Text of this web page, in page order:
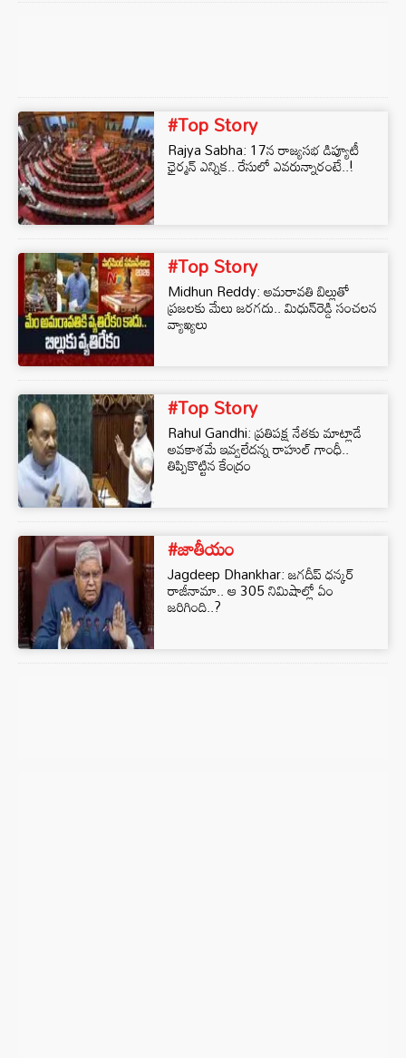
#Top Story
Rajya Sabha: 17న రాజ్యసభ డిప్యూటీ
ఛైర్మన్ ఎన్నిక.. రేసులో ఎవరున్నారంటే..!
#Top Story
Midhun Reddy: అమరావతి బిల్లుతో
ప్రజలకు మేలు జరగదు.. మిధున్‌రెడ్డి సంచలన
వ్యాఖ్యలు
#Top Story
Rahul Gandhi: ప్రతిపక్ష నేతకు మాట్లాడే
అవకాశమే ఇవ్వలేదన్న రాహుల్ గాంధీ..
తిప్పికొట్టిన కేంద్రం
#జాతీయం
Jagdeep Dhankhar: జగదీప్ ధన్కర్
రాజీనామా.. ఆ 305 నిమిషాల్లో ఏం
జరిగింది..?